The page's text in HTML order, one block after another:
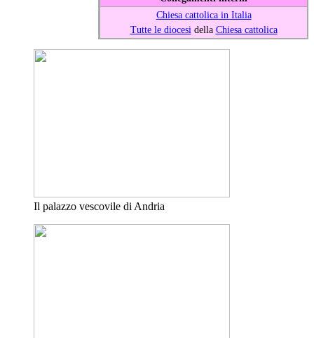
Chiesa cattolica in Italia
Tutte le diocesi della Chiesa cattolica
Il palazzo vescovile di Andria